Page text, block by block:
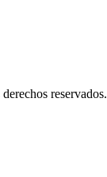
reservados.